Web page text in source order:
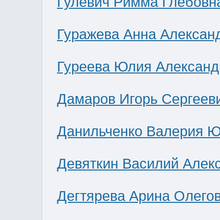
Гуражева Анна
Гуреева Юлия
Дамаров Игорь
Данильченко Валерия
Девяткин Василий
Дегтярева Арина